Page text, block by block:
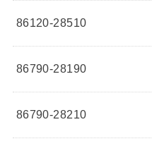
86120-28510
86790-28190
86790-28210